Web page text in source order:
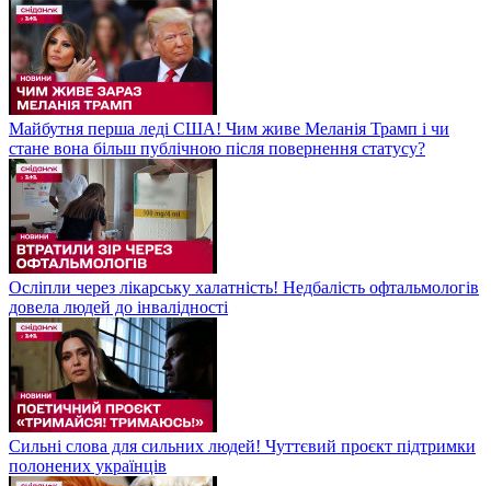
Майбутня перша леді США! Чим живе Меланія Трамп і чи
стане вона більш публічною після повернення статусу?
Осліпли через лікарську халатність! Недбалість офтальмологів
довела людей до інвалідності
Сильні слова для сильних людей! Чуттєвий проєкт підтримки
полонених українців